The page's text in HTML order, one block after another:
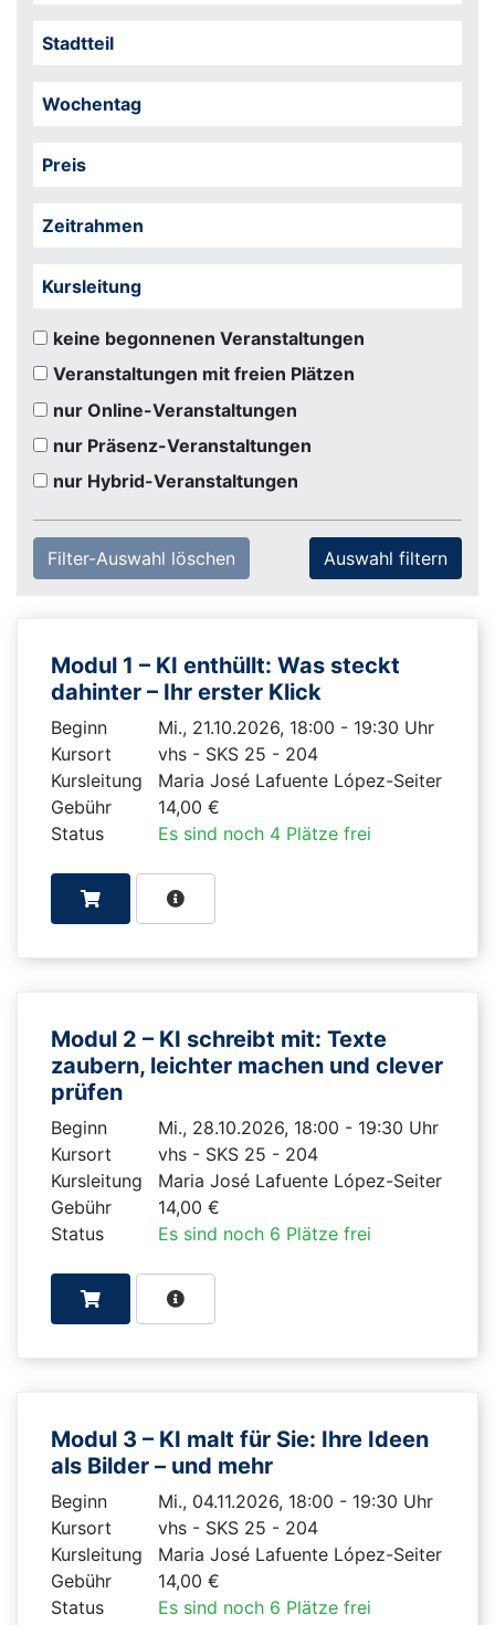
Stadtteil
Wochentag
Preis
Zeitrahmen
Kursleitung
keine begonnenen Veranstaltungen
Veranstaltungen mit freien Plätzen
nur Online-Veranstaltungen
nur Präsenz-Veranstaltungen
nur Hybrid-Veranstaltungen
Filter-Auswahl löschen
Modul 1 – KI enthüllt: Was steckt
dahinter – Ihr erster Klick
Beginn
Mi., 21.10.2026, 18:00 - 19:30 Uhr
Kursort
vhs - SKS 25 - 204
Kursleitung
Maria José Lafuente López-Seiter
Gebühr
14,00 €
Status
Es sind noch 4 Plätze frei
Modul 2 – KI schreibt mit: Texte
zaubern, leichter machen und clever
prüfen
Beginn
Mi., 28.10.2026, 18:00 - 19:30 Uhr
Kursort
vhs - SKS 25 - 204
Kursleitung
Maria José Lafuente López-Seiter
Gebühr
14,00 €
Status
Es sind noch 6 Plätze frei
Modul 3 – KI malt für Sie: Ihre Ideen
als Bilder – und mehr
Beginn
Mi., 04.11.2026, 18:00 - 19:30 Uhr
Kursort
vhs - SKS 25 - 204
Kursleitung
Maria José Lafuente López-Seiter
Gebühr
14,00 €
Status
Es sind noch 6 Plätze frei